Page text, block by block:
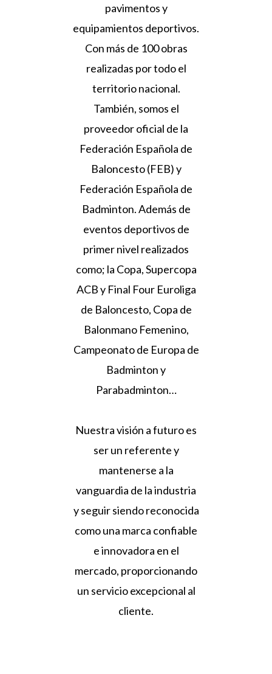
pavimentos y
equipamientos deportivos.
Con más de 100 obras
realizadas por todo el
territorio nacional.
También, somos el
proveedor oficial de la
Federación Española de
Baloncesto (FEB) y
Federación Española de
Badminton. Además de
eventos deportivos de
primer nivel realizados
como; la Copa, Supercopa
ACB y Final Four Euroliga
de Baloncesto, Copa de
Balonmano Femenino,
Campeonato de Europa de
Badminton y
Parabadminton…
Nuestra visión a futuro es
ser un referente y
mantenerse a la
vanguardia de la industria
y seguir siendo reconocida
como una marca confiable
e innovadora en el
mercado, proporcionando
un servicio excepcional al
cliente.